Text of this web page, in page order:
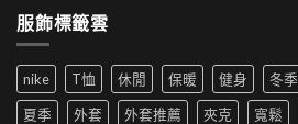
來
尚
革
新〉
短
褲
為
夏
季
搭|
生
穿
搭
推
外
用
洗
衣
服飾標籤雲
nike T恤 休閒 保暖 健身 冬季
夏季
外套 外套推薦 夾克 寬鬆